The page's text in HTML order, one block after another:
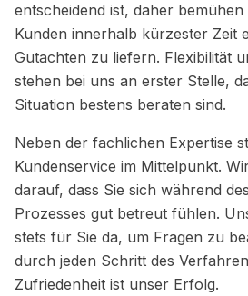
entscheidend ist, daher
Kunden innerhalb kürzester Zeit
Gutachten zu liefern. Flexibilität
stehen bei uns an erster Stelle,
Situation bestens beraten sind.
Neben der fachlichen Expertise
Kundenservice im Mittelpunkt.
darauf, dass Sie sich während
Prozesses gut betreut fühlen.
stets für Sie da, um Fragen zu
durch jeden Schritt des
Zufriedenheit ist unser Erfolg.